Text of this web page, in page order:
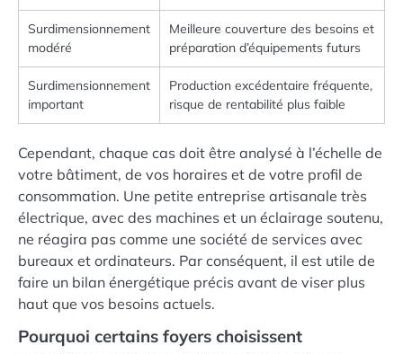
Surdimensionnement
modéré
Meilleure couverture des besoins et
préparation d’équipements futurs
Surdimensionnement
important
Production excédentaire fréquente,
risque de rentabilité plus faible
Cependant, chaque cas doit être analysé à l’échelle de
votre bâtiment, de vos horaires et de votre profil de
consommation. Une petite entreprise artisanale très
électrique, avec des machines et un éclairage soutenu,
ne réagira pas comme une société de services avec
bureaux et ordinateurs. Par conséquent, il est utile de
faire un bilan énergétique précis avant de viser plus
haut que vos besoins actuels.
Pourquoi certains foyers choisissent